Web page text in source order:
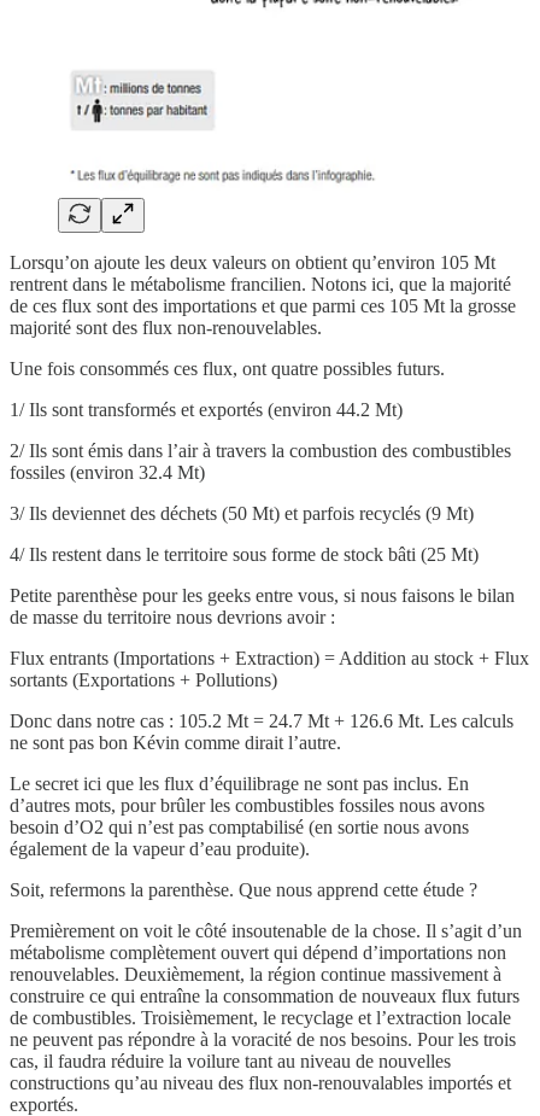
Lorsqu’on ajoute les deux valeurs on obtient qu’environ 105 Mt
rentrent dans le métabolisme francilien. Notons ici, que la majorité
de ces flux sont des importations et que parmi ces 105 Mt la grosse
majorité sont des flux non-renouvelables.
Une fois consommés ces flux, ont quatre possibles futurs.
1/ Ils sont transformés et exportés (environ 44.2 Mt)
2/ Ils sont émis dans l’air à travers la combustion des combustibles
fossiles (environ 32.4 Mt)
3/ Ils deviennet des déchets (50 Mt) et parfois recyclés (9 Mt)
4/ Ils restent dans le territoire sous forme de stock bâti (25 Mt)
Petite parenthèse pour les geeks entre vous, si nous faisons le bilan
de masse du territoire nous devrions avoir :
Flux entrants (Importations + Extraction) = Addition au stock + Flux
sortants (Exportations + Pollutions)
Donc dans notre cas : 105.2 Mt = 24.7 Mt + 126.6 Mt. Les calculs
ne sont pas bon Kévin comme dirait l’autre.
Le secret ici que les flux d’équilibrage ne sont pas inclus. En
d’autres mots, pour brûler les combustibles fossiles nous avons
besoin d’O2 qui n’est pas comptabilisé (en sortie nous avons
également de la vapeur d’eau produite).
Soit, refermons la parenthèse. Que nous apprend cette étude ?
Premièrement on voit le côté insoutenable de la chose. Il s’agit d’un
métabolisme complètement ouvert qui dépend d’importations non
renouvelables. Deuxièmement, la région continue massivement à
construire ce qui entraîne la consommation de nouveaux flux futurs
de combustibles. Troisièmement, le recyclage et l’extraction locale
ne peuvent pas répondre à la voracité de nos besoins. Pour les trois
cas, il faudra réduire la voilure tant au niveau de nouvelles
constructions qu’au niveau des flux non-renouvalables importés et
exportés.